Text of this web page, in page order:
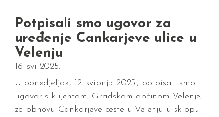
Potpisali smo ugovor za
uređenje Cankarjeve ulice u
Velenju
16. svi 2025.
U ponedjeljak, 12. svibnja 2025., potpisali smo
ugovor s klijentom, Gradskom općinom Velenje,
za obnovu Cankarjeve ceste u Velenju u sklopu